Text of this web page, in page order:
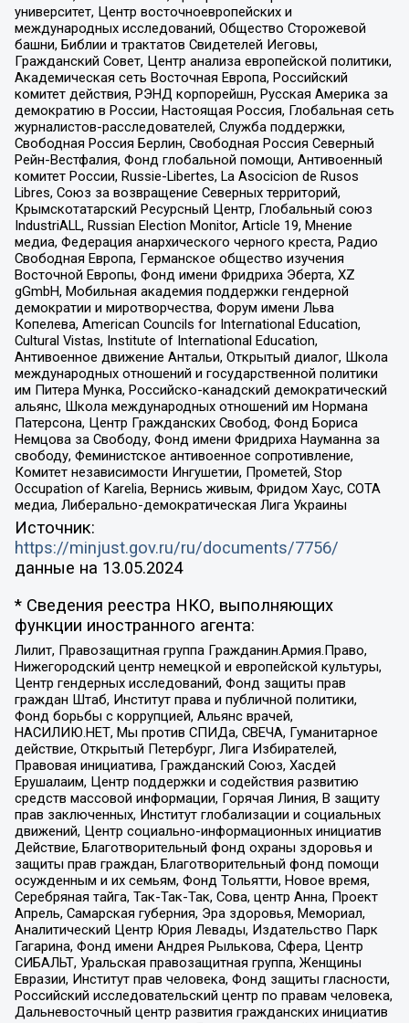
университет, Центр восточноевропейских и
международных исследований, Общество Сторожевой
башни, Библии и трактатов Свидетелей Иеговы,
Гражданский Совет, Центр анализа европейской политики,
Академическая сеть Восточная Европа, Российский
комитет действия, РЭНД корпорейшн, Русская Америка за
демократию в России, Настоящая Россия, Глобальная сеть
журналистов-расследователей, Служба поддержки,
Свободная Россия Берлин, Свободная Россия Северный
Рейн-Вестфалия, Фонд глобальной помощи, Антивоенный
комитет России, Russie-Libertes, La Asocicion de Rusos
Libres, Союз за возвращение Северных территорий,
Крымскотатарский Ресурсный Центр, Глобальный союз
IndustriALL, Russian Election Monitor, Article 19, Мнение
медиа, Федерация анархического черного креста, Радио
Свободная Европа, Германское общество изучения
Восточной Европы, Фонд имени Фридриха Эберта, XZ
gGmbH, Мобильная академия поддержки гендерной
демократии и миротворчества, Форум имени Льва
Копелева, American Councils for International Education,
Cultural Vistas, Institute of International Education,
Антивоенное движение Антальи, Открытый диалог, Школа
международных отношений и государственной политики
им Питера Мунка, Российско-канадский демократический
альянс, Школа международных отношений им Нормана
Патерсона, Центр Гражданских Свобод, Фонд Бориса
Немцова за Свободу, Фонд имени Фридриха Науманна за
свободу, Феминистское антивоенное сопротивление,
Комитет независимости Ингушетии, Прометей, Stop
Occupation of Karelia, Вернись живым, Фридом Хаус, СОТА
медиа, Либерально-демократическая Лига Украины
Источник:
https://minjust.gov.ru/ru/documents/7756/
данные на 13.05.2024
* Сведения реестра НКО, выполняющих
функции иностранного агента:
Лилит, Правозащитная группа Гражданин.Армия.Право,
Нижегородский центр немецкой и европейской культуры,
Центр гендерных исследований, Фонд защиты прав
граждан Штаб, Институт права и публичной политики,
Фонд борьбы с коррупцией, Альянс врачей,
НАСИЛИЮ.НЕТ, Мы против СПИДа, СВЕЧА, Гуманитарное
действие, Открытый Петербург, Лига Избирателей,
Правовая инициатива, Гражданский Союз, Хасдей
Ерушалаим, Центр поддержки и содействия развитию
средств массовой информации, Горячая Линия, В защиту
прав заключенных, Институт глобализации и социальных
движений, Центр социально-информационных инициатив
Действие, Благотворительный фонд охраны здоровья и
защиты прав граждан, Благотворительный фонд помощи
осужденным и их семьям, Фонд Тольятти, Новое время,
Серебряная тайга, Так-Так-Так, Сова, центр Анна, Проект
Апрель, Самарская губерния, Эра здоровья, Мемориал,
Аналитический Центр Юрия Левады, Издательство Парк
Гагарина, Фонд имени Андрея Рылькова, Сфера, Центр
СИБАЛЬТ, Уральская правозащитная группа, Женщины
Евразии, Институт прав человека, Фонд защиты гласности,
Российский исследовательский центр по правам человека,
Дальневосточный центр развития гражданских инициатив